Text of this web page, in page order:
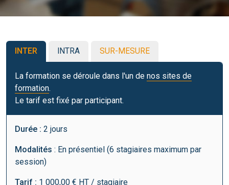
INTER INTRA SUR-MESURE
La formation se déroule dans l'un de nos sites de
formation.
Le tarif est fixé par participant.
Durée : 2 jours
Modalités : En présentiel (6 stagiaires maximum par
session)
Tarif : 1 000,00 € HT / stagiaire